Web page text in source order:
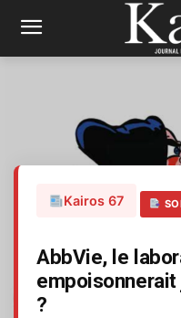
Kairos 67
AbbVie, le
empoisonnerait
?